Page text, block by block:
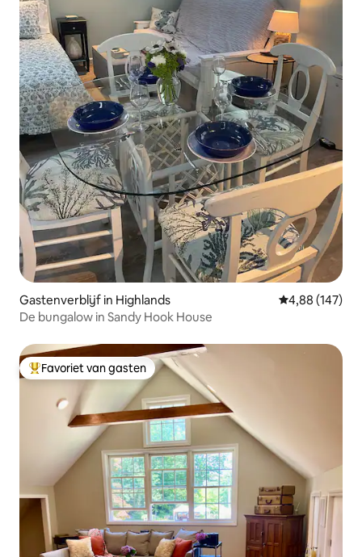
Gastenverblijf in Highlands Gemiddelde
4,88 (147)
De bungalow in Sandy Hook House
Topfavoriet van gasten
Favoriet van gasten